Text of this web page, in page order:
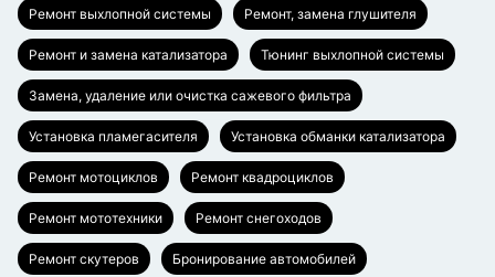
Ремонт выхлопной системы Ремонт, замена глушителя
Ремонт и замена катализатора Тюнинг выхлопной системы
Замена, удаление или очистка сажевого фильтра
Установка пламегасителя Установка обманки катализатора
Ремонт мотоциклов Ремонт квадроциклов
Ремонт мототехники Ремонт снегоходов
Ремонт скутеров Бронирование автомобилей